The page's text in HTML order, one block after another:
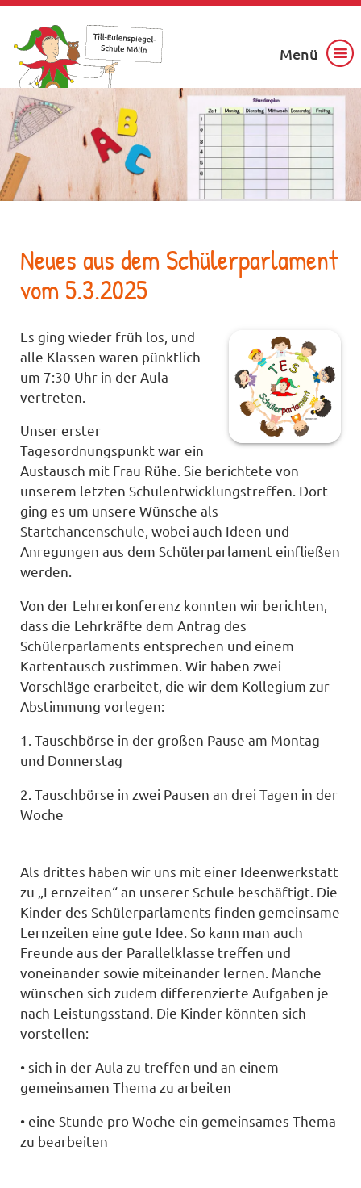
Menü
Neues aus dem Schülerparlament
vom 5.3.2025
Es ging wieder früh los, und
alle Klassen waren pünktlich
um 7:30 Uhr in der Aula
vertreten.
Unser erster
Tagesordnungspunkt war ein
Austausch mit Frau Rühe. Sie berichtete von
unserem letzten Schulentwicklungstreffen. Dort
ging es um unsere Wünsche als
Startchancenschule, wobei auch Ideen und
Anregungen aus dem Schülerparlament einfließen
werden.
Von der Lehrerkonferenz konnten wir berichten,
dass die Lehrkräfte dem Antrag des
Schülerparlaments entsprechen und einem
Kartentausch zustimmen. Wir haben zwei
Vorschläge erarbeitet, die wir dem Kollegium zur
Abstimmung vorlegen:
1. Tauschbörse in der großen Pause am Montag
und Donnerstag
2. Tauschbörse in zwei Pausen an drei Tagen in der
Woche
Als drittes haben wir uns mit einer Ideenwerkstatt
zu „Lernzeiten“ an unserer Schule beschäftigt. Die
Kinder des Schülerparlaments finden gemeinsame
Lernzeiten eine gute Idee. So kann man auch
Freunde aus der Parallelklasse treffen und
voneinander sowie miteinander lernen. Manche
wünschen sich zudem differenzierte Aufgaben je
nach Leistungsstand. Die Kinder könnten sich
vorstellen:
• sich in der Aula zu treffen und an einem
gemeinsamen Thema zu arbeiten
• eine Stunde pro Woche ein gemeinsames Thema
zu bearbeiten